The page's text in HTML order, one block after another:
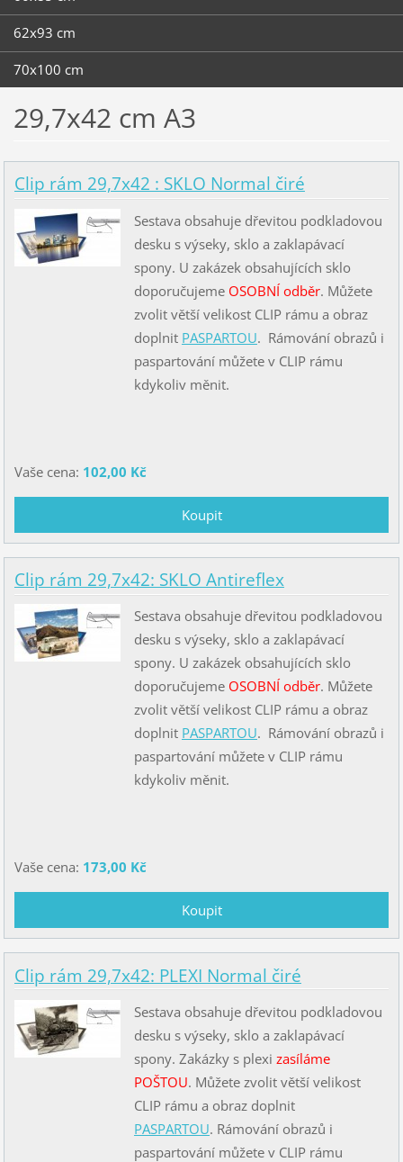
62x93 cm
70x100 cm
29,7x42 cm A3
Clip rám 29,7x42 : SKLO Normal čiré
Sestava obsahuje dřevitou podkladovou
desku s výseky, sklo a zaklapávací
spony. U zakázek obsahujících sklo
doporučujeme OSOBNÍ odběr. Můžete
zvolit větší velikost CLIP rámu a obraz
doplnit PASPARTOU. Rámování obrazů i
paspartování můžete v CLIP rámu
kdykoliv měnit.
Vaše cena: 102,00 Kč
Clip rám 29,7x42: SKLO Antireflex
Sestava obsahuje dřevitou podkladovou
desku s výseky, sklo a zaklapávací
spony. U zakázek obsahujících sklo
doporučujeme OSOBNÍ odběr. Můžete
zvolit větší velikost CLIP rámu a obraz
doplnit PASPARTOU. Rámování obrazů i
paspartování můžete v CLIP rámu
kdykoliv měnit.
Vaše cena: 173,00 Kč
Clip rám 29,7x42: PLEXI Normal čiré
Sestava obsahuje dřevitou podkladovou
desku s výseky, sklo a zaklapávací
spony. Zakázky s plexi zasíláme
POŠTOU. Můžete zvolit větší velikost
CLIP rámu a obraz doplnit
PASPARTOU. Rámování obrazů i
paspartování můžete v CLIP rámu